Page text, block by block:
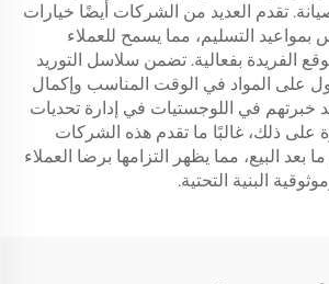
تقدم العديد من الشركات أيضًا خيارات
التسليم، مما يسمح للعملاء
الفريدة بفعالية. تضمن سلاسل التوريد
على المواد في الوقت المناسب وإكمال
خبرتهم في اللوجستيات في إدارة تحديات
على ذلك، غالبًا ما تقدم هذه الشركات
البيع، مما يظهر التزامها برضا العملاء
البنية التحتية.